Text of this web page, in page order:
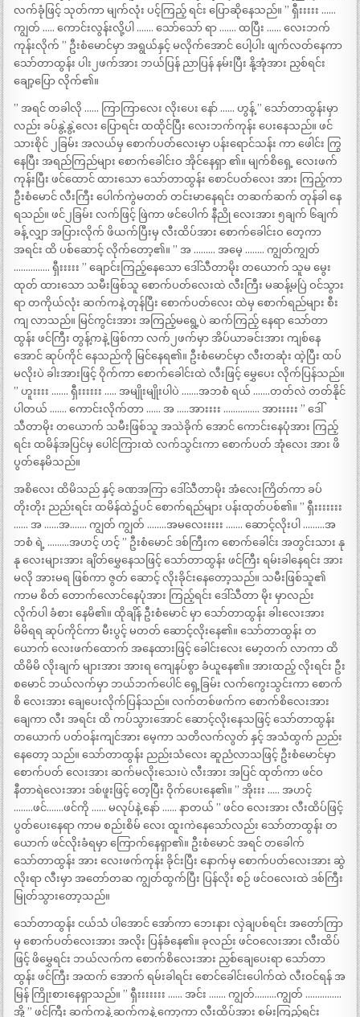
လက်ခုံဖြင့် သုတ်ကာ မျက်လုံး ပင့်ကြည့် ရင်း ပြောဆိုနေသည်။ ” ရှီးးးးး ……
ကျွတ် ….. ကောင်းလွန်းလို့ပါ ……. သော်သော် ရာ ……. ထပြီး …… လေးဘက်
ကုန်းလိုက် ” ဦးစံမောင်မှာ အရွယ်နှင့် မလိုက်အောင် ပေါ့ပါး ဖျက်လတ်နေကာ
သော်တာထွန်း ပါး၂ဖက်အား ဘယ်ပြန် ညာပြန် နမ်းပြီး နို့အုံအား ညှစ်ရင်း
ချော့ပြော လိုက်၏။
” အရင် တခါလို …… ကြာကြာလေး လိုးပေး နော် …… ဟွန့် ” သော်တာထွန်းမှာ
လည်း ခပ်နွဲ့နွဲ့လေး ပြောရင်း ထထိုင်ပြီး လေးဘက်ကုန်း ပေးနေသည်။ ဖင်
သားစိုင် ၂ခြမ်း အလယ်မှ စောက်ပတ်လေးမှာ ပန်းရောင်သန်း ကာ ဖေါင်း ကြွ
နေပြီး အရည်ကြည်များ စောက်ခေါင်းဝ အိုင်နေရှာ ၏။ မျက်စိရှေ့ လေးဖက်
ကုန်းပြီး ဖင်ထောင် ထားသော သော်တာထွန်း စောင်ပတ်လေး အား ကြည့်ကာ
ဦးစံမောင် လီးကြီး ပေါက်ကွဲမတတ် တင်းမာနေရင်း တဆက်ဆက် တုန်ခါ နေ
ရသည်။ ဖင်၂ခြမ်း လက်ဖြင့် ဖြဲကာ ဖင်ပေါက် နီညို လေးအား ၅ချက် ၆ချက်
ခန့် လျှာ အပြားလိုက် ဖိယက်ပြီးမှ လီးထိပ်အား စောက်ခေါင်းဝ တေ့ကာ
အရင်း ထိ ပစ်ဆောင့် လိုက်တော့၏။ ” အ ……… အမေ့ …….. ကျွတ်ကျွတ်
…………… ရှီးးးးး ” ချောင်းကြည့်နေသော ဒေါ်သီတာမိုး တယောက် သူမ မွေး
ထုတ် ထားသော သမီးဖြစ်သူ စောက်ပတ်လေးထဲ လီးကြီး မဆန့်မပြဲ ဝင်သွား
ရာ တကိုယ်လုံး ဆက်ကနဲ့ တုန်ပြီး စောက်ပတ်လေး ထဲမှ စောက်ရည်များ စီး
ကျ လာသည်။ မြင်ကွင်းအား အကြည့်မရွေ့ပဲ ဆက်ကြည့် နေရာ သော်တာ
ထွန်း ဖင်ကြီး တွန့်ကနဲ့ ဖြစ်ကာ လက်၂ဖက်မှာ အိပ်ယာခင်းအား ကျစ်နေ
အောင် ဆုပ်ကိုင် နေသည်ကို မြင်နေရ၏။ ဦးစံမောင်မှာ လီးတဆုံး ထဲ့ပြီး ထပ်
မလိုးပဲ ခါးအားဖြင့် ဝိုက်ကာ စောက်ခေါင်းထဲ လီးဖြင့် မွှေပေး လိုက်ပြန်သည်။
” ဟူးးးး ……. ရှီးးးးးး ….. အမျိုးမျိုးပါပဲ …….အဘစံ ရယ် …….တတ်လဲ တတ်နိုင်
ပါတယ် ……. ကောင်းလိုက်တာ …… အ …..အားးးး …………… အားးးးး ” ဒေါ်
သီတာမိုး တယောက် သမီးဖြစ်သူ အသဲခိုက် အောင် ကောင်းနေပုံအား ကြည့်
ရင်း ထမိန်အပြင်မှ ပေါင်ကြားထဲ လက်သွင်းကာ စောက်ပတ် အုံလေး အား ဖိ
ပွတ်နေမိသည်။
အစိလေး ထိမိသည် နှင့် ခဏအကြာ ဒေါ်သီတာမိုး အံလေးကြိတ်ကာ ခပ်
တိုးတိုး ညည်းရင်း ထမိန်ထဲ၌ပင် စောက်ရည်များ ပန်းထုတ်ပစ်၏။ ” ရှီးးးးးးး
…… အ ……အ……. ကျွတ် ကျွတ် ……..အမလေးးးးး ……. ဆောင့်လိုးပါ ………အ
ဘစံ ရဲ့ ………အဟင့် ဟင့် ” ဦးစံမောင် ဒစ်ကြီးက စောက်ခေါင်း အတွင်းသား နု
နု လေးများအား ချိတ်မွှေနေသဖြင့် သော်တာထွန်း ဖင်ကြီး ရမ်းခါနေရင်း အား
မလို အားမရ ဖြစ်ကာ ဇွတ် ဆောင့် လိုးခိုင်းနေတော့သည်။ သမီးဖြစ်သူ၏
ကာမ စိတ် တောက်လောင်နေပုံအား ကြည့်ရင်း ဒေါ်သီတာ မိုး မှာလည်း
လိုက်ပါ ခံစား နေမိ၏။ ထိုချိန် ဦးစံမောင် မှာ သော်တာထွန်း ခါးလေးအား
မိမိရရ ဆုပ်ကိုင်ကာ မီးပွင့် မတတ် ဆောင့်လိုးနေ၏။ သော်တာထွန်း တ
ယောက် လေးဖက်ထောက် အနေထားဖြင့် ခေါင်းလေး မော့တက် လာကာ ထိ
ထိမိမိ လိုးချက် များအား အားရ ကျေနပ်စွာ ခံယူနေ၏။ အားထည့် လိုးရင်း ဦး
စမောင် ဘယ်လက်မှာ ဘယ်ဘက်ပေါင် ရှေ့ခြမ်း လက်ကွေးသွင်းကာ စောက်
စိ လေးအား ချေပေးလိုက်ပြန်သည်။ လက်တစ်ဖက်က စောက်စိလေးအား
ချေကာ လီး အရင်း ထိ ကပ်သွားအောင် ဆောင့်လိုးနေသဖြင့် သော်တာထွန်း
တယောက် ပတ်ဝန်းကျင်အား မေ့ကာ သတိလက်လွတ် နှင့် အသံထွက် ညည်း
နေတော့ သည်။ သော်တာထွန်း ညည်းသံလေး ဆူညံလာသဖြင့် ဦးစံမောင်မှာ
စောက်ပတ် လေးအား ဆက်မလိုးသေးပဲ လီးအား အပြင် ထုတ်ကာ ဖင်ဝ
နီတာရဲလေးအား ဒစ်ဖူးဖြင့် တေ့ပြီး ဝိုက်ပေးနေ၏။ ” အိုးးး ….. အဟင့်
……..ဖင်…….ဖင်ကို …… မလုပ်နဲ့ နော် …… နာတယ် ” ဖင်ဝ လေးအား လီးထိပ်ဖြင့်
ပွတ်ပေးနေရာ ကာမ စည်းစိမ် လေး ထူးကဲနေသော်လည်း သော်တာထွန်း တ
ယောက် ဖင်လိုးခံရမှာ ကြောက်နေရှာ၏။ ဦးစံမောင် အရင် တခေါက်
သော်တာထွန်း အား လေးဖက်ကုန်း ခိုင်းပြီး နောက်မှ စောက်ပတ်လေးအား ဆွဲ
လိုးရာ လီးမှာ အတော်တဆ ကျွတ်ထွက်ပြီး ပြန်လိုး စဉ် ဖင်ဝလေးထဲ ဒစ်ကြီး
မြုတ်သွားတော့သည်။
သော်တာထွန်း ငယ်သံ ပါအောင် အော်ကာ ဘေးနား လှဲချပစ်ရင်း အတော်ကြာ
မှ စောက်ပတ်လေးအား အလိုး ပြန်ခံနေ၏။ ခုလည်း ဖင်ဝလေးအား လီးထိပ်
ဖြင့် ဖိမွှေရင်း ဘယ်လက်က စောက်စိလေးအား ညှစ်ချေပေးရာ သော်တာ
ထွန်း ဖင်ကြီး အထက် အောက် ရမ်းခါရင်း စောင်ခေါင်းပေါက်ထဲ လီးဝင်ရန် အ
မြန် ကြိုးစားနေရှာသည်။ ” ရှီးးးးးးး …… အင်း ……. ကျွတ်………ကျွတ် ……………
အို့ ” ဖင်ကြီး ဆက်ကနဲ့ ဆက်ကနဲ့ ကော့ကာ လီးထိပ်အား စမ်းကြည့်ရင်း